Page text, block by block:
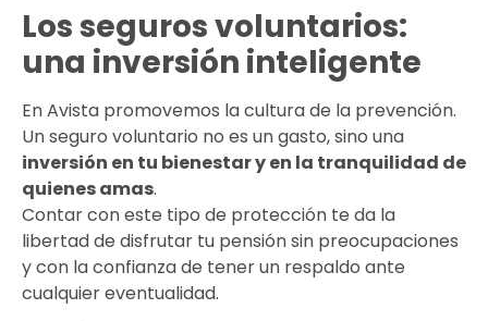
Los seguros voluntarios:
una inversión inteligente
En Avista promovemos la cultura de la prevención.
Un seguro voluntario no es un gasto, sino una
inversión en tu bienestar y en la tranquilidad de
quienes amas.
Contar con este tipo de protección te da la
libertad de disfrutar tu pensión sin preocupaciones
y con la confianza de tener un respaldo ante
cualquier eventualidad.